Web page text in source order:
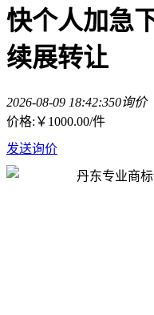
快个人加急
续展转让
2026-08-09 18:42:350询价
价格: ￥1000.00/件
发送询价